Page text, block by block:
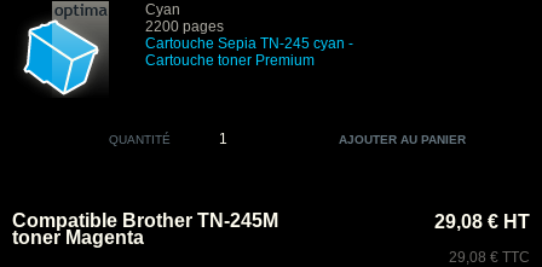
Cyan
2200 pages
Cartouche Sepia TN-245 cyan -
Cartouche toner Premium
QUANTITÉ
Compatible Brother TN-245M
toner Magenta
29,08 € HT
29,08 € TTC